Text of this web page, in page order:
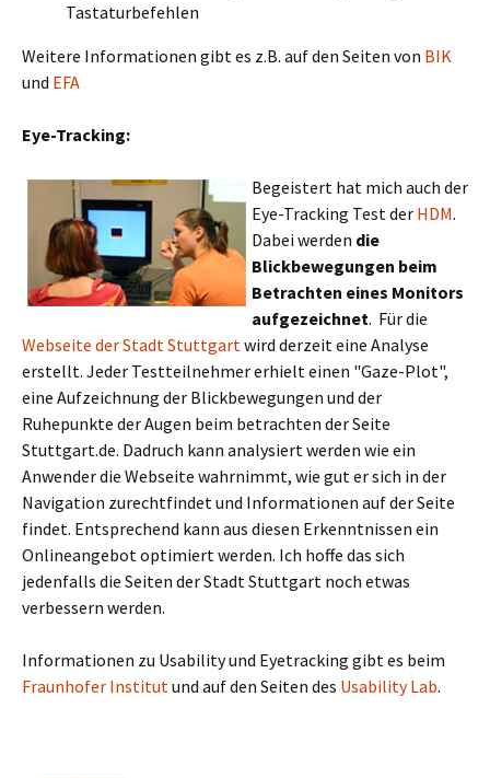
Tastaturbefehlen
Weitere Informationen gibt es z.B. auf den Seiten von BIK
und EFA
Eye-Tracking:
Begeistert hat mich auch der
Eye-Tracking Test der HDM.
Dabei werden die
Blickbewegungen beim
Betrachten eines Monitors
aufgezeichnet. Für die
Webseite der Stadt Stuttgartwird derzeit eine Analyse
erstellt. Jeder Testteilnehmer erhielt einen "Gaze-Plot",
eine Aufzeichnung der Blickbewegungen und der
Ruhepunkte der Augen beim betrachten der Seite
Stuttgart.de. Dadruch kann analysiert werden wie ein
Anwender die Webseite wahrnimmt, wie gut er sich in der
Navigation zurechtfindet und Informationen auf der Seite
findet. Entsprechend kann aus diesen Erkenntnissen ein
Onlineangebot optimiert werden. Ich hoffe das sich
jedenfalls die Seiten der Stadt Stuttgart noch etwas
verbessern werden.
Informationen zu Usability und Eyetracking gibt es beim
Fraunhofer Institutund auf den Seiten des Usability Lab.